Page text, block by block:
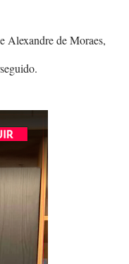
Alexandre de Moraes,